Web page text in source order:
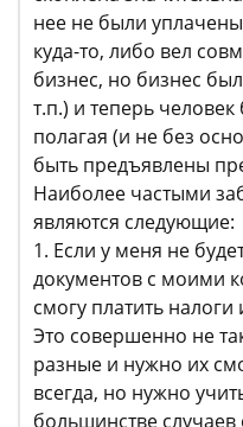
нее не были
куда-то, либо вел
бизнес, но бизнес
т.п.) и теперь человек
полагая (и не без
быть предъявлены
Наиболее частыми
являются следующие:
1. Если у меня не
документов с моими
смогу платить налоги
Это совершенно не
разные и нужно их
всегда, но нужно
большинстве случаев